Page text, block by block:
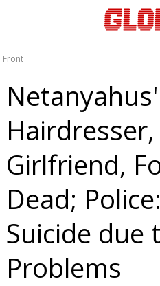
Front
Netanyahus'
Girlfriend,
Dead;
Suicide due
Problems